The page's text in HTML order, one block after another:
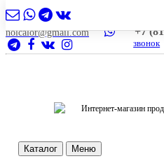
nolcalor@gmail.com +7
звонок
Интернет-магазин
Каталог Меню